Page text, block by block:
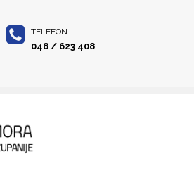
TELEFON
048 / 623 408